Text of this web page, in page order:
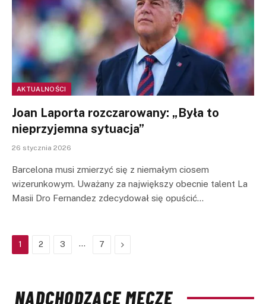
AKTUALNOŚCI
Joan Laporta rozczarowany: „Była to
nieprzyjemna sytuacja”
26 stycznia 2026
Barcelona musi zmierzyć się z niemałym ciosem
wizerunkowym. Uważany za największy obecnie talent La
Masii Dro Fernandez zdecydował się opuścić…
1 2 3 … 7 Next
NADCHODZĄCE MECZE